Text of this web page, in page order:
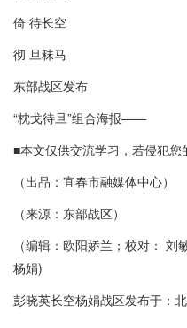
倚 待长空
彻 旦秣马
东部战区发布
“枕戈待旦”组合海报——
■本文仅供交流学习，若侵犯您
（出品：宜春市融媒体中心）
（来源：东部战区）
（编辑：欧阳娇兰；校对： 刘
杨娟)
彭晓英长空杨娟战区发布于：